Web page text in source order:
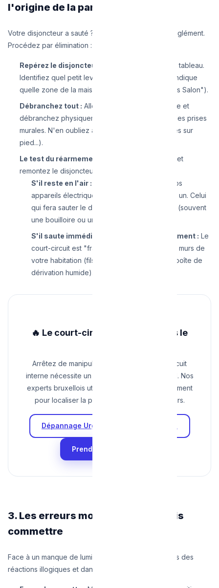
l'origine de la panne
Votre disjoncteur a sauté ? Ne le remontez pas aveuglément.
Procédez par élimination :
Repérez le disjoncteur abaissé :
Ouvrez votre tableau.
Identifiez quel petit levier est tombé. Cela vous indique
quelle zone de la maison est touchée (ex: "Prises Salon").
Débranchez tout : Allez dans la zone concernée et
débranchez physiquement TOUS les appareils des prises
murales. N'en oubliez aucun (box internet, lampes sur
pied...).
Le test du réarmement :
Retournez au tableau et
remontez le disjoncteur.
S'il reste en l'air : La panne vient d'un de vos
appareils électriques. Rebranchez-les un par un. Celui
qui fera sauter le disjoncteur est le coupable (souvent
une bouilloire ou un fer à repasser).
S'il saute immédiatement avec un claquement : Le
court-circuit est "franc" et se trouve dans les murs de
votre habitation (fils dénudés, prise fondue, boîte de
dérivation humide).
🔥 Le court-circuit est caché dans le
Arrêtez de manipuler le tableau. Un court-circuit
interne nécessite un dépannage professionnel. Nos
experts bruxellois utilisent des testeurs d'isolement
pour localiser la panne sans détruire vos murs.
Dépannage Urgent : +32 470 00 00 00
Prendre Rendez-vous
3. Les erreurs mortelles à ne jamais
commettre
Face à un manque de lumière, l'être humain a parfois des
réactions illogiques et dangereuses :